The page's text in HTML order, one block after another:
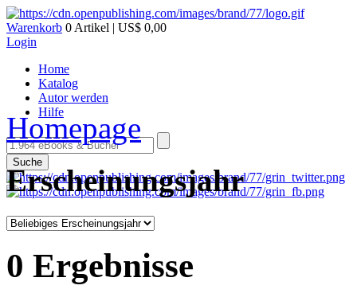
Warenkorb 0 Artikel | US$ 0,00
Login
Home
Katalog
Autor werden
Hilfe
Suche
Homepage
Erscheinungsjahr
0 Ergebnisse